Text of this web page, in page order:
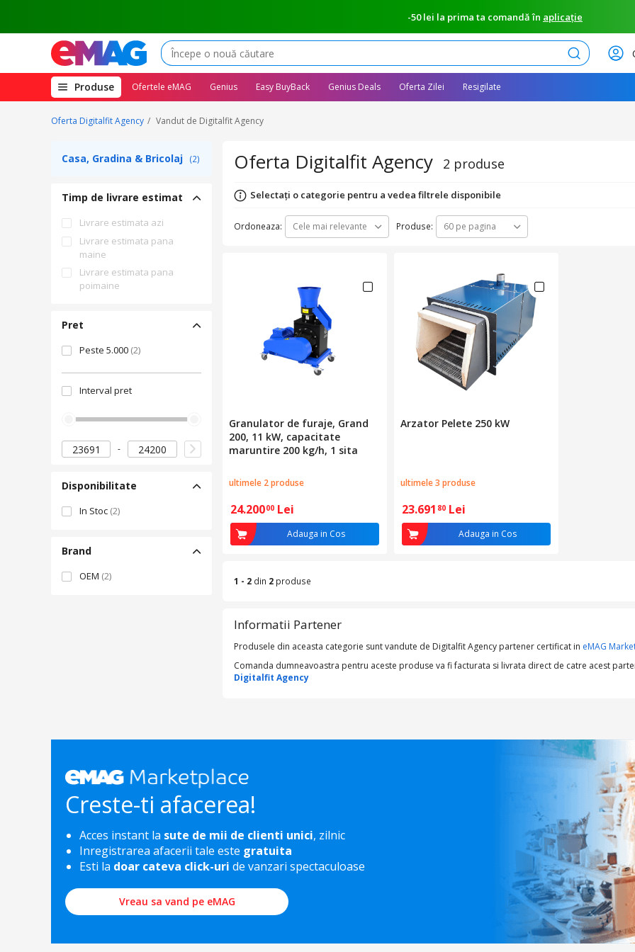
-50 lei la prima ta comandă în aplicație
Caută
Produse(deschide
megameniul)
Ofertele eMAG Genius Easy BuyBack Genius Deals Oferta Zilei Resigilate
Oferta Digitalfit Agency Vandut de Digitalfit Agency
Casa, Gradina & Bricolaj (2)
Timp de livrare estimat
Livrare estimata azi
Livrare estimata pana
maine
Livrare estimata pana
poimaine
Pret
Peste 5.000 (2)
Interval pret
Disponibilitate
In Stoc (2)
Brand
OEM (2)
Oferta Digitalfit Agency 2 produse
Selectați o categorie pentru a vedea filtrele disponibile
Ordoneaza: Cele mai relevante Produse: 60 pe pagina
Granulator de furaje, Grand
200, 11 kW, capacitate
maruntire 200 kg/h, 1 sita
ultimele 2 produse
24.20000 Lei
Adauga in Cos
Arzator Pelete 250 kW
ultimele 3 produse
23.691 80 Lei
Adauga in Cos
1 - 2 din 2 produse
Informatii Partener
Produsele din aceasta categorie sunt vandute de Digitalfit Agency partener certificat in eMAG
Comanda dumneavoastra pentru aceste produse va fi facturata si livrata direct de catre acest
Digitalfit Agency
Creste-ti afacerea!
Acces instant la sute de mii de clienti unici, zilnic
Inregistrarea afacerii tale este gratuita
Esti la doar cateva click-uri de vanzari spectaculoase
Vreau sa vand pe eMAG